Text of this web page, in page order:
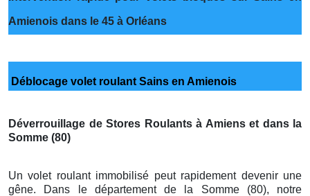
Amienois dans le 45 à Orléans
Déblocage volet roulant Sains en Amienois
Déverrouillage de Stores Roulants à Amiens et dans la
Somme (80)
Un volet roulant immobilisé peut rapidement devenir une
gêne. Dans le département de la Somme (80), notre